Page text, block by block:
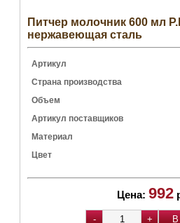
Питчер молочник 600 мл
нержавеющая сталь
Артикул
Страна производства
Объем
Артикул поставщиков
Материал
Цвет
Цена: 992